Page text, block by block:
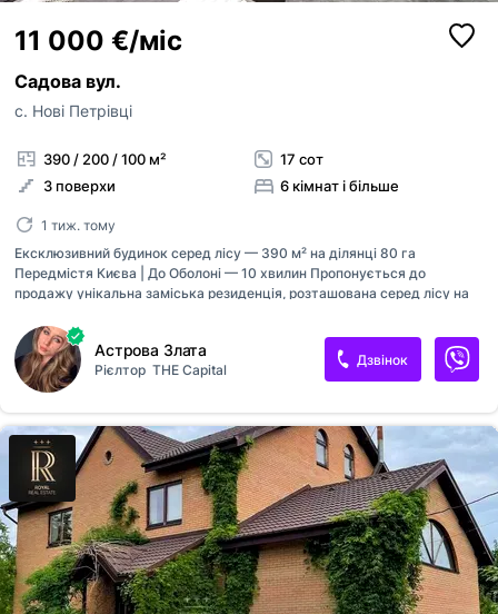
11 000 €/міс
Садова вул.
с. Нові Петрівці
390 / 200 / 100 м²
3 поверхи
17 сот
6 кімнат і більше
1 тиж. тому
Ексклюзивний будинок серед лісу — 390 м² на ділянці 80 га
Передмістя Києва | До Оболоні — 10 хвилин Пропонується до
продажу унікальна заміська резиденція, розташована серед лісу на
Подібні об’єкти поблизу Києва — справжня рідкість. Це місце, яке
можна сміливо назвати витвором природи. Ключова особливість:
Ділянка з унікальним природним дизайном — аналогів не існує
Близько 80 га заповідного парку з персональним доступом 17,5 соток
— безпосередньо під забудову (у власності) Абсолютна гармонія
ландшафту та приватності Про будинок: Загальна площа: 390 м² 2
поверхи Планування: 1 поверх - кухня-столова, кабінет, гостьова,
санвузол...
Астрова Злата
Рієлтор THE Capital
Дзвінок